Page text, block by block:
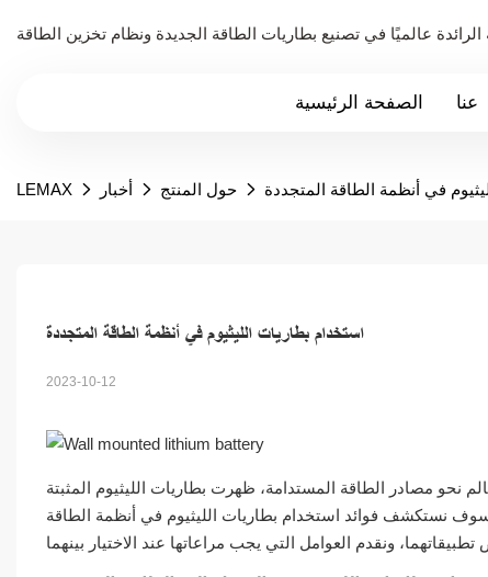
الصفحة الرئيسية عنا
LEMAX أخبار حول المنتج في أنظمة الطاقة المتجددة
استخدام بطاريات الليثيوم في أنظمة الطاقة المتجددة
2023-10-12
نحو مصادر الطاقة المستدامة، ظهرت بطاريات الليثيوم المثبتة
نستكشف فوائد استخدام بطاريات الليثيوم في أنظمة الطاقة